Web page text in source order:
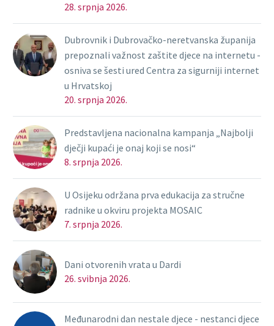
28. srpnja 2026.
Dubrovnik i Dubrovačko-neretvanska županija
prepoznali važnost zaštite djece na internetu -
osniva se šesti ured Centra za sigurniji internet
u Hrvatskoj
20. srpnja 2026.
Predstavljena nacionalna kampanja „Najbolji
dječji kupaći je onaj koji se nosi“
8. srpnja 2026.
U Osijeku održana prva edukacija za stručne
radnike u okviru projekta MOSAIC
7. srpnja 2026.
Dani otvorenih vrata u Dardi
26. svibnja 2026.
Međunarodni dan nestale djece - nestanci djece